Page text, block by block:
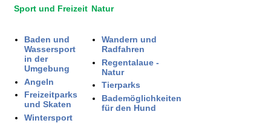
Sport und Freizeit Natur
Baden und
Wassersport
in der
Umgebung
Angeln
Freizeitparks
und Skaten
Wintersport
Wandern und
Radfahren
Regentalaue -
Natur
Tierparks
Bademöglichkeiten
für den Hund